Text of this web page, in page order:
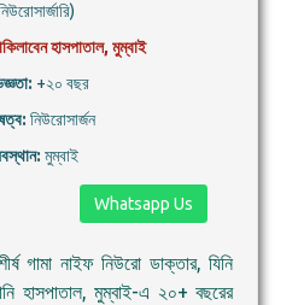
হাসপাতাল, মুম্বাই
+২০ বছর
নিউরোসার্জন
মুম্বাই
Whatsapp Us
গামা নাইফ নিউরো ডাক্তার, যিনি
হাসপাতাল, মুম্বাই-এ ২০+ বছরের